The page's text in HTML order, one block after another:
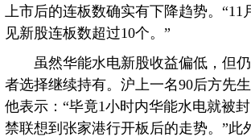
上市后的连板数确实有下降趋势。“11
见新股连板数超过10个。”
虽然华能水电新股收益偏低，但仍
者选择继续持有。沪上一名90后方先
他表示：“毕竟1小时内华能水电就被
禁联想到张家港行开板后的走势。”此